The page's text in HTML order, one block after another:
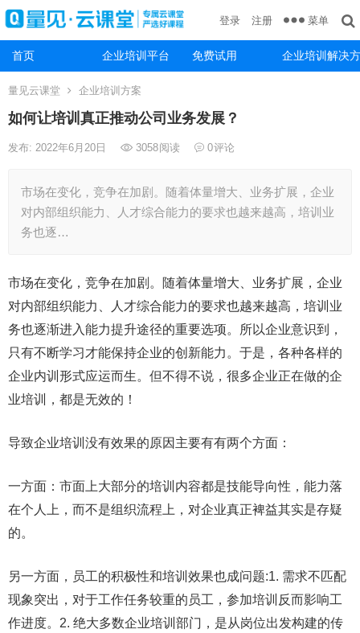
首页 企业培训平台 免费试用 企业培训解决
登录 注册 菜单
量见云课堂 企业培训方案
如何让培训真正推动公司业务发展？
发布: 2022年6月20日 3058阅读 0评论
市场在变化，竞争在加剧。随着体量增大、业务扩展，企业
对内部组织能力、人才综合能力的要求也越来越高，培训业
务也逐…
市场在变化，竞争在加剧。随着体量增大、业务扩展，企业
对内部组织能力、人才综合能力的要求也越来越高，培训业
务也逐渐进入能力提升途径的重要选项。所以企业意识到，
只有不断学习才能保持企业的创新能力。于是，各种各样的
企业内训形式应运而生。但不得不说，很多企业正在做的企
业培训，都是无效的！
导致企业培训没有效果的原因主要有有两个方面：
一方面：市面上大部分的培训内容都是技能导向性，能力落
在个人上，而不是组织流程上，对企业真正裨益其实是存疑
的。
另一方面，员工的积极性和培训效果也成问题:1. 需求不匹配
现象突出，对于工作任务较重的员工，参加培训反而影响工
作进度。2. 绝大多数企业培训部门，是从岗位出发构建的传